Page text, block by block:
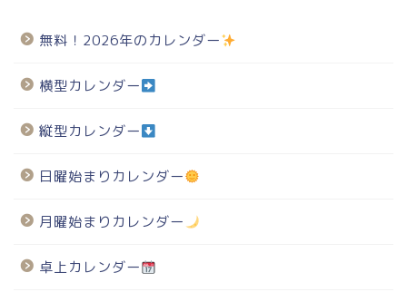
無料！2026年のカレンダー
横型カレンダー
縦型カレンダー
日曜始まりカレンダー
月曜始まりカレンダー
卓上カレンダー